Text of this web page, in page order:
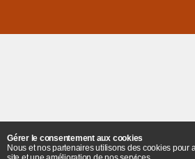
Gérer le consentement aux cookies
Nous et nos partenaires utilisons des cookies